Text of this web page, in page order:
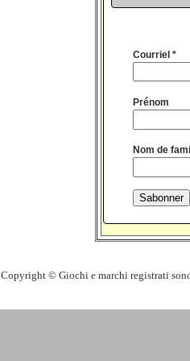
Courriel *
Prénom
Nom de
Copyright © Giochi e marchi registrati